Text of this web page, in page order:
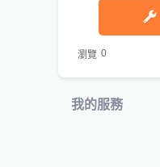
瀏覽 0
我的服務